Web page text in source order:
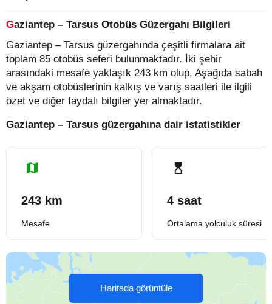
Gaziantep – Tarsus Otobüs Güzergahı Bilgileri
Gaziantep – Tarsus güzergahında çeşitli firmalara ait
toplam 85 otobüs seferi bulunmaktadır. İki şehir
arasındaki mesafe yaklaşık 243 km olup, Aşağıda sabah
ve akşam otobüslerinin kalkış ve varış saatleri ile ilgili
özet ve diğer faydalı bilgiler yer almaktadır.
Gaziantep – Tarsus güzergahına dair istatistikler
243 km
Mesafe
4 saat
Ortalama yolculuk süresi
Haritada görüntüle